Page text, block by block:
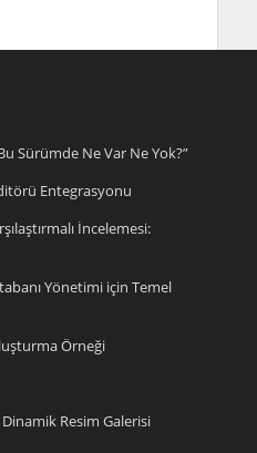
Sürümde Ne Var Ne Yok?”
Entegrasyonu
İncelemesi:
Yönetimi için Temel
Örneği
Resim Galerisi